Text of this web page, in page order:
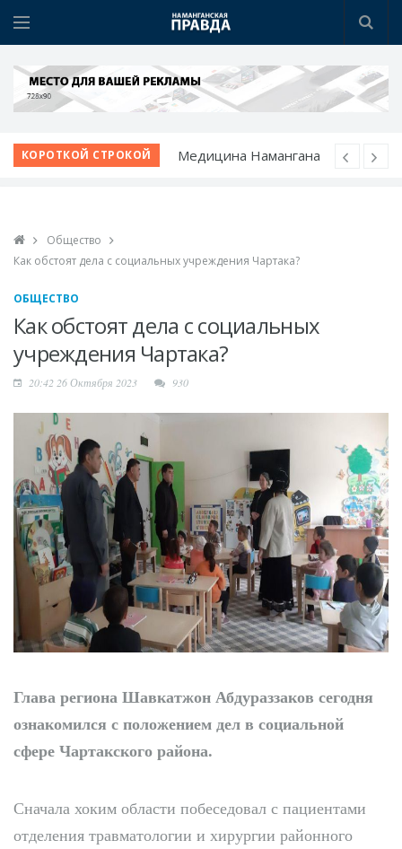
КОРОТКОЙ СТРОКОЙ
Медицина Намангана
учениками
животноводческого
комплекса
В Чартаке будет
построен новый
городок
Общество
Как обстоят дела с социальных учреждения Чартака?
ОБЩЕСТВО
Как обстоят дела с социальных
учреждения Чартака?
20:42 26 Октября 2023 930
Глава региона Шавкатжон Абдураззаков сегодня
ознакомился с положением дел в социальной
сфере Чартакского района.
Сначала хоким области побеседовал с пациентами
отделения травматологии и хирургии районного